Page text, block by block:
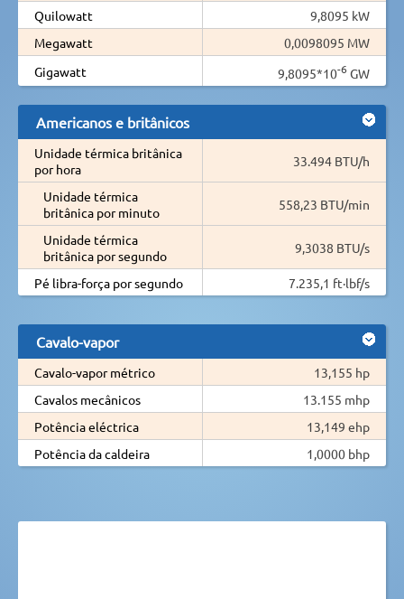
Quilowatt
9,8095 kW
Megawatt
0,0098095 MW
Gigawatt
9,8095*10-6 GW
Americanos e britânicos
Unidade térmica britânica
por hora
33.494 BTU/h
Unidade térmica
britânica por minuto
558,23 BTU/min
Unidade térmica
britânica por segundo
9,3038 BTU/s
Pé libra-força por segundo 7.235,1 ft·lbf/s
Cavalo-vapor
Cavalo-vapor métrico
13,155 hp
Cavalos mecânicos
13.155 mhp
Potência eléctrica
13,149 ehp
Potência da caldeira
1,0000 bhp